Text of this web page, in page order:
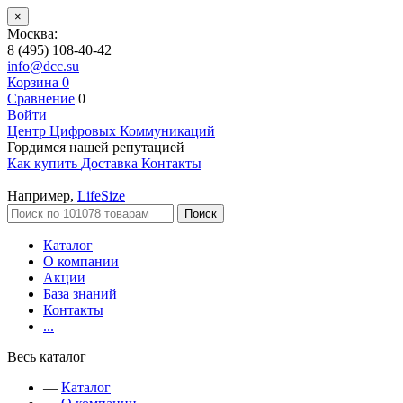
×
Москва:
8 (495) 108-40-42
info@dcc.su
Корзина 0
Сравнение 0
Войти
Центр Цифровых Коммуникаций
Гордимся нашей репутацией
Как купить Доставка Контакты
Например, LifeSize
Поиск
Каталог
О компании
Акции
База знаний
Контакты
...
Весь каталог
— Каталог